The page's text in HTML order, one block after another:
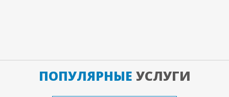
ПОПУЛЯРНЫЕ УСЛУГИ